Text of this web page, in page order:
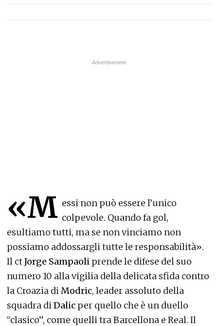
«M essi non può essere l’unico
colpevole. Quando fa gol,
esultiamo tutti, ma se non vinciamo non
possiamo addossargli tutte le responsabilità».
Il ctJorge Sampaoli prende le difese del suo
numero 10 alla vigilia della delicata sfida contro
la Croazia diModric, leader assoluto della
squadra diDalic per quello che è un duello
“clasico”, come quelli tra Barcellona e Real. Il